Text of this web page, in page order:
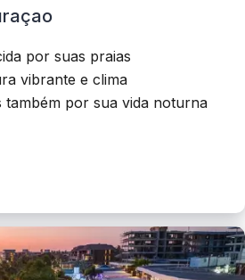
por suas praias
vibrante e clima
também por sua vida noturna